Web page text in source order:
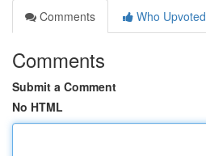
Comments
Who Upvoted
Comments
Submit a Comment
No HTML